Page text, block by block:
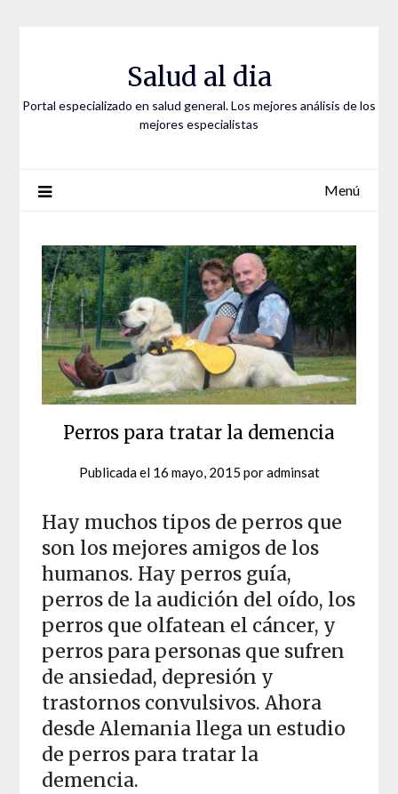
Salud al dia
Portal especializado en salud general. Los mejores análisis de los
mejores especialistas
Menú
Perros para tratar la demencia
Publicada el 16 mayo, 2015 poradminsat
Hay muchos tipos de perros que
son los mejores amigos de los
humanos. Hay perros guía,
perros de la audición del oído, los
perros que olfatean el cáncer, y
perros para personas que sufren
de ansiedad, depresión y
trastornos convulsivos. Ahora
desde Alemania llega un estudio
de perros para tratar la
demencia.